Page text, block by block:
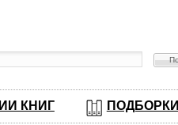
КНИГ ПОДБОРКИ